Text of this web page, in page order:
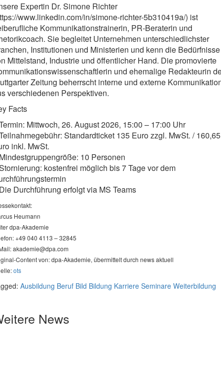
Expertin Dr. Simone Richter
www.linkedin.com/in/simone-richter-5b310419a/) ist
Kommunikationstrainerin, PR-Beraterin und
Sie begleitet Unternehmen unterschiedlichster
Institutionen und Ministerien und kenn die Bedürfnisse
Mittelstand, Industrie und öffentlicher Hand. Die promovierte
und ehemalige Redakteurin
Zeitung beherrscht interne und externe
verschiedenen Perspektiven.
Facts
Mittwoch, 26. August 2026, 15:00 – 17:00 Uhr
Standardticket 135 Euro zzgl. MwSt. / 160,65
inkl. MwSt.
10 Personen
kostenfrei möglich bis 7 Tage vor dem
Durchführung erfolgt via MS Teams
Heumann
dpa-Akademie
+49 040 4113 – 32845
akademie@dpa.com
Content von: dpa-Akademie, übermittelt durch news aktuell
ots
Ausbildung Beruf Bild Bildung Karriere Seminare Weiterbildung
News